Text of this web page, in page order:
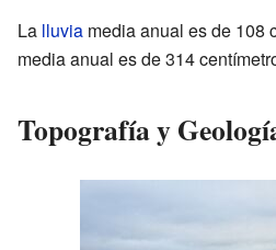
La lluvia media anual es de 108
media anual es de 314
Topografía y